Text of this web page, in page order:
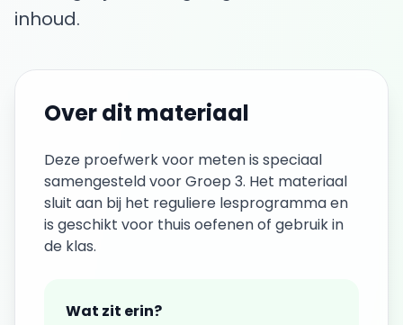
inhoud.
Over dit materiaal
Deze proefwerkvoor metenis speciaal
samengesteld voorGroep 3. Het materiaal
sluit aan bij het reguliere lesprogramma en
is geschikt voor thuis oefenen of gebruik in
de klas.
Wat zit erin?